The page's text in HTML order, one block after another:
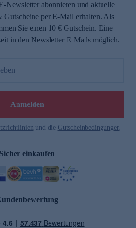
Newsletter abonnieren und aktuelle
Gutscheine per E-Mail erhalten. Als
Sie einen 10 € Gutschein. Eine
in den Newsletter-E-Mails möglich.
Anmelden
und die Gutscheinbedingungen
Sicher einkaufen